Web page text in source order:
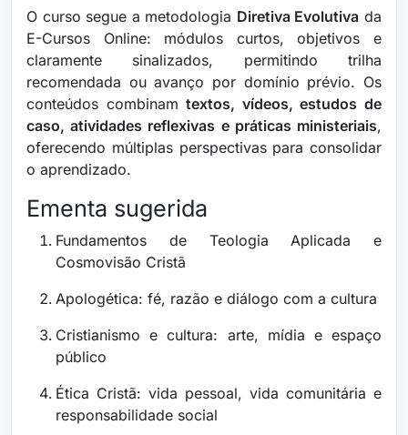
O curso segue a metodologia Diretiva Evolutiva da
E-Cursos Online: módulos curtos, objetivos e
claramente sinalizados, permitindo trilha
recomendada ou avanço por domínio prévio. Os
conteúdos combinamtextos, vídeos, estudos de
caso, atividades reflexivas e práticas ministeriais,
oferecendo múltiplas perspectivas para consolidar
o aprendizado.
Ementa sugerida
Fundamentos de Teologia Aplicada e
Cosmovisão Cristã
Apologética: fé, razão e diálogo com a cultura
Cristianismo e cultura: arte, mídia e espaço
público
Ética Cristã: vida pessoal, vida comunitária e
responsabilidade social